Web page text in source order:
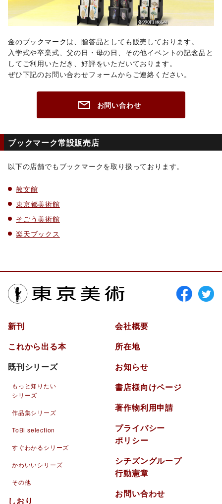
金のブックマークは、贈答品としても販売しております。
入学式や卒業式、父の日・母の日、その他イベントの記念品と
してご利用いただき、好評をいただいております。
ぜひ下記のお問い合わせフォームからご連絡ください。
お問い合わせ
ブックマーク常設販売店
以下の店舗でもブックマークを取り扱っております。
教文館
東京都美術館
そごう美術館
楽天ブックス
新刊
これから出る本
既刊シリーズ
もっと知りたい
シリーズ
作品集シリーズ
ToBi selection
すぐわかるシリーズ
かわいいシリーズ
その他
しおり
会社概要
所在地
お知らせ
書店様向けページ
著作物利用申請
プライバシー
ポリシー
シチズングループ
行動憲章
お問い合わせ